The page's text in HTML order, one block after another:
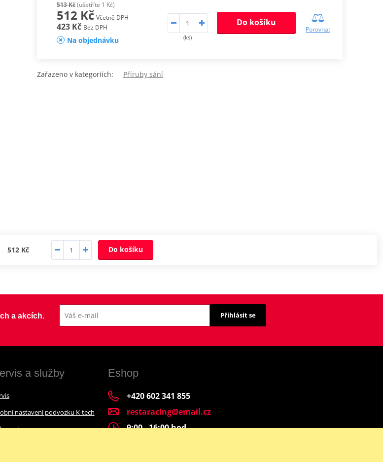
513 Kč(ušetříte 1 Kč)
512 Kč Včetně DPH
423 Kč Bez DPH
Na objednávku (ks)
Do košíku
Porovnat
Zařazeno v kategoriích: Příruby sání
512 Kč Do košíku
a akcích. Přihlásit se
a služby
nastavení podvozku K-tech
a bazar
Eshop
+420 602 341 855
restaracing@email.cz
9:00 - 16:00 hod.